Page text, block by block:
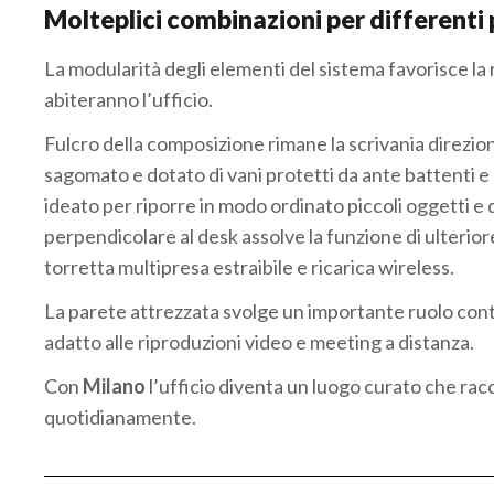
Molteplici combinazioni per differenti
La modularità degli elementi del sistema favorisce
abiteranno l’ufficio.
Fulcro della composizione rimane la scrivania
sagomato e dotato di vani protetti da ante battenti
ideato per riporre in modo ordinato piccoli oggetti e
perpendicolare al desk assolve la funzione di
torretta multipresa estraibile e ricarica wireless.
La parete attrezzata svolge un importante ruolo
adatto alle riproduzioni video e meeting a distanza.
Con Milano l’ufficio diventa un luogo curato che
quotidianamente.